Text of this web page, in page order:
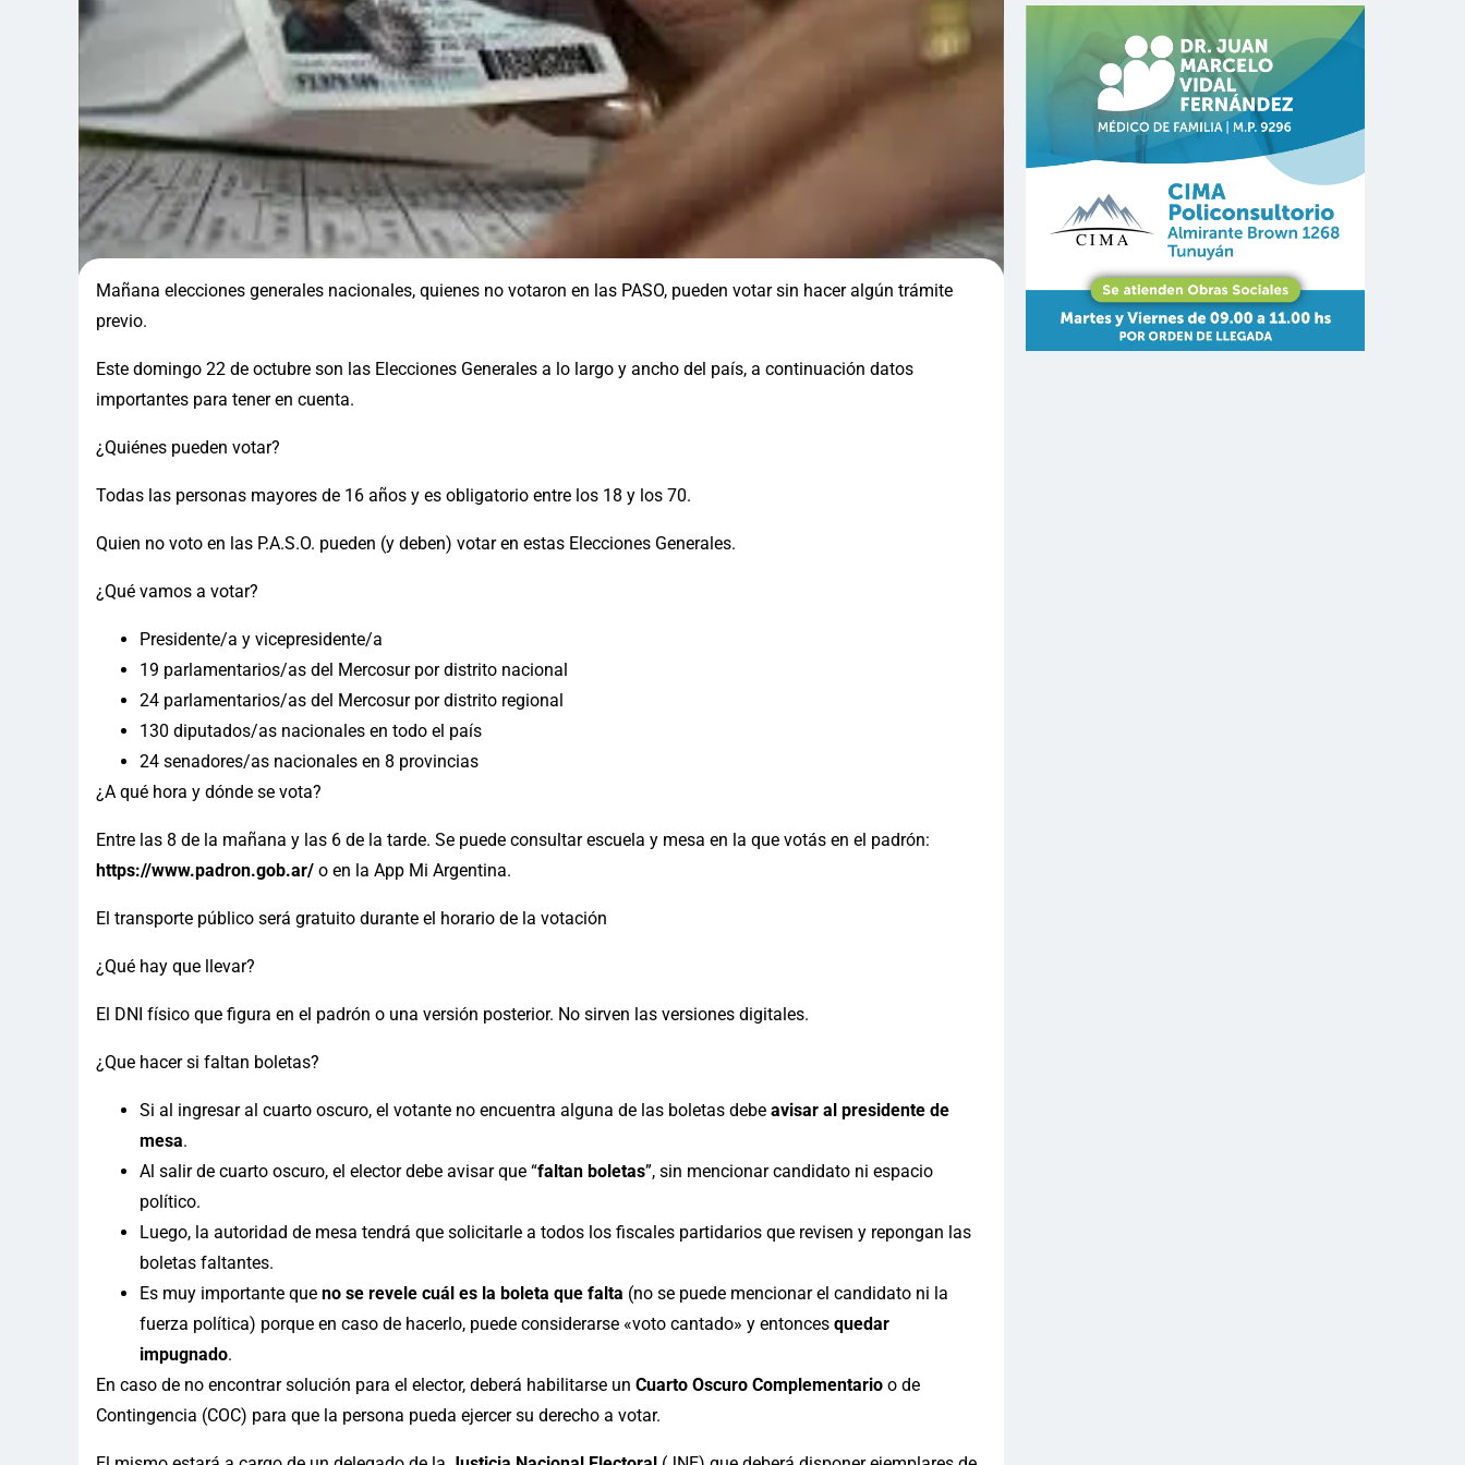
Mañana elecciones generales nacionales, quienes no votaron en las PASO, pueden votar sin hacer algún trámite
previo.
Este domingo 22 de octubre son las Elecciones Generales a lo largo y ancho del país, a continuación datos
importantes para tener en cuenta.
¿Quiénes pueden votar?
Todas las personas mayores de 16 años y es obligatorio entre los 18 y los 70.
Quien no voto en las P.A.S.O. pueden (y deben) votar en estas Elecciones Generales.
¿Qué vamos a votar?
Presidente/a y vicepresidente/a
19 parlamentarios/as del Mercosur por distrito nacional
24 parlamentarios/as del Mercosur por distrito regional
130 diputados/as nacionales en todo el país
24 senadores/as nacionales en 8 provincias
¿A qué hora y dónde se vota?
Entre las 8 de la mañana y las 6 de la tarde. Se puede consultar escuela y mesa en la que votás en el padrón:
https://www.padron.gob.ar/ o en la App Mi Argentina.
El transporte público será gratuito durante el horario de la votación
¿Qué hay que llevar?
El DNI físico que figura en el padrón o una versión posterior. No sirven las versiones digitales.
¿Que hacer si faltan boletas?
Si al ingresar al cuarto oscuro, el votante no encuentra alguna de las boletas debe avisar al presidente de
mesa.
Al salir de cuarto oscuro, el elector debe avisar que “faltan boletas”, sin mencionar candidato ni espacio
político.
Luego, la autoridad de mesa tendrá que solicitarle a todos los fiscales partidarios que revisen y repongan las
boletas faltantes.
Es muy importante que no se revele cuál es la boleta que falta (no se puede mencionar el candidato ni la
fuerza política) porque en caso de hacerlo, puede considerarse «voto cantado» y entonces quedar
impugnado.
En caso de no encontrar solución para el elector, deberá habilitarse un Cuarto Oscuro Complementario o de
Contingencia (COC) para que la persona pueda ejercer su derecho a votar.